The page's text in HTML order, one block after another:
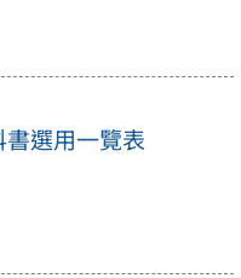
選用一覽表